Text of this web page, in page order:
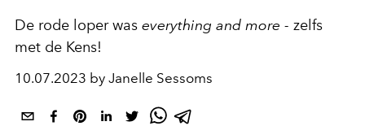
De rode loper was everything and more - zelfs
met de Kens!
10.07.2023 by Janelle Sessoms